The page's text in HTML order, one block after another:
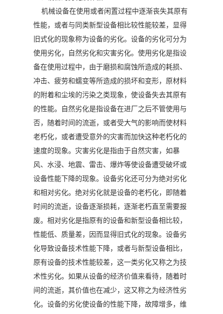
机械设备在使用或者闲置过程中逐渐丧失其原有
性能，或者与同类新型设备相比较性能较差，显得
旧式化的现象称为设备的劣化。设备的劣化可分为
使用劣化，自然劣化和灾害劣化。使用劣化是指设
备在使用过程中，由于磨损和腐蚀所造成的耗损、
冲击、疲劳和蠕变等所造成的损坏和变形，原材料
的附着和尘埃的污染之类现象，使设备失去其原有
的性能。自然劣化是指设备在进厂之后不管使用与
否，随着时间的流逝，或者受大气的影响而使材料
老朽化，或者遭受意外的灾害而加快这种老朽化的
速度的现象。灾害劣化是指由于自然灾害，如暴
风、水浸、地震、雷击、爆炸等使设备遭受破坏或
设备性能下降的现象。设备劣化还可分为绝对劣化
和相对劣化。绝对劣化就是设备的老朽化，即随着
时间的流逝，设备逐渐损耗，逐渐老朽直至需要报
废。相对劣化是指原有的设备和新型设备相比较，
性能低、质量差，因而显得旧式化的现象。设备劣
化导致设备技术性能下降，或者与新型设备相比，
原有设备的技术性能较差，这一类劣化又称之为技
术性劣化。如果从设备的经济价值来看待，随着时
间的流逝，其价值也在减少，这又称之为经济性劣
化。设备的劣化使设备的性能下降，故障增多，维